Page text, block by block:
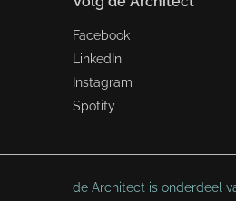
Facebook
LinkedIn
Instagram
Spotify
de Architect is onderdeel